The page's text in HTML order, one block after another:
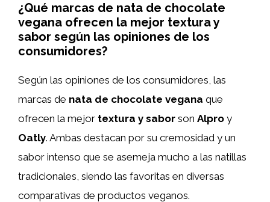
¿Qué marcas de nata de chocolate
vegana ofrecen la mejor textura y
sabor según las opiniones de los
consumidores?
Según las opiniones de los consumidores, las
marcas de nata de chocolate vegana que
ofrecen la mejor textura y sabor son Alpro y
Oatly. Ambas destacan por su cremosidad y un
sabor intenso que se asemeja mucho a las natillas
tradicionales, siendo las favoritas en diversas
comparativas de productos veganos.